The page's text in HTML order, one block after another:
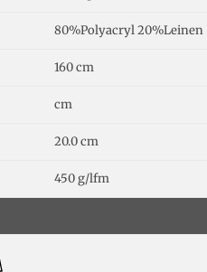
80%Polyacryl 20%Leinen
160 cm
cm
20.0 cm
450 g/lfm